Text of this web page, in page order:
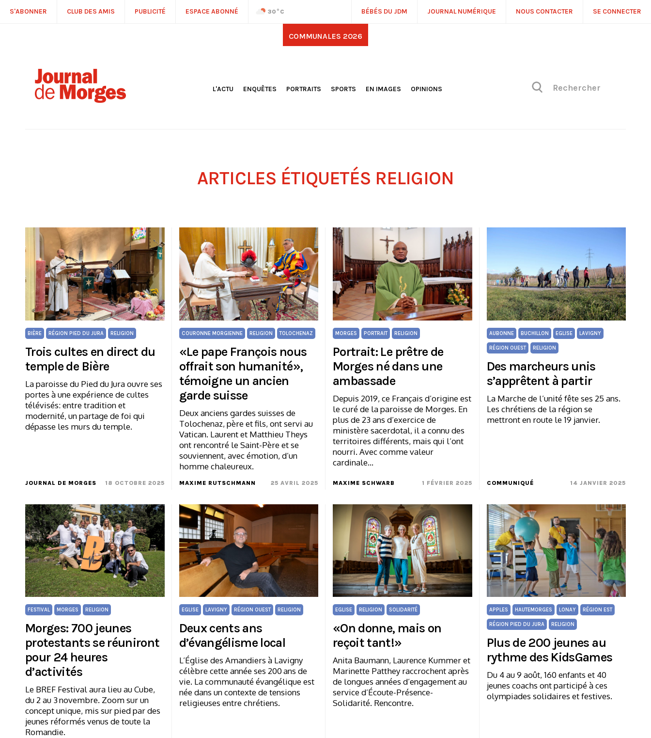
S'ABONNER CLUB DES AMIS PUBLICITÉ ESPACE ABONNÉ 30 °C BÉBÉS DU JDM JOURNAL NUMÉRIQUE NOUS CONTACTER SE CONNECTER
COMMUNALES 2026
L'ACTU
ENQUÊTES PORTRAITS
SPORTS
EN IMAGES
OPINIONS
ARTICLES ÉTIQUETÉS RELIGION
BIÈRE RÉGION PIED DU JURA RELIGION
Trois cultes en direct du
temple de Bière
La paroisse du Pied du Jura ouvre ses
portes à une expérience de cultes
télévisés: entre tradition et
modernité, un partage de foi qui
dépasse les murs du temple.
JOURNAL DE MORGES 18 OCTOBRE 2025
COURONNE MORGIENNE RELIGION TOLOCHENAZ
«Le pape François nous
offrait son humanité»,
témoigne un ancien
garde suisse
Deux anciens gardes suisses de
Tolochenaz, père et fils, ont servi au
Vatican. Laurent et Matthieu Theys
ont rencontré le Saint-Père et se
souviennent, avec émotion, d’un
homme chaleureux.
MAXIME RUTSCHMANN 25 AVRIL 2025
MORGES PORTRAIT RELIGION
Portrait: Le prêtre de
Morges né dans une
ambassade
Depuis 2019, ce Français d’origine est
le curé de la paroisse de Morges. En
plus de 23 ans d’exercice de
ministère sacerdotal, il a connu des
territoires différents, mais qui l’ont
nourri. Avec comme valeur
cardinale…
MAXIME SCHWARB 1 FÉVRIER 2025
AUBONNE BUCHILLON EGLISE LAVIGNY
RÉGION OUEST RELIGION
Des marcheurs unis
s’apprêtent à partir
La Marche de l’unité fête ses 25 ans.
Les chrétiens de la région se
mettront en route le 19 janvier.
COMMUNIQUÉ 14 JANVIER 2025
FESTIVAL MORGES RELIGION
Morges: 700 jeunes
protestants se réuniront
pour 24 heures
d’activités
Le BREF Festival aura lieu au Cube,
du 2 au 3 novembre. Zoom sur un
concept unique, mis sur pied par des
jeunes réformés venus de toute la
Romandie.
EGLISE LAVIGNY RÉGION OUEST RELIGION
Deux cents ans
d’évangélisme local
L’Église des Amandiers à Lavigny
célèbre cette année ses 200 ans de
vie. La communauté évangélique est
née dans un contexte de tensions
religieuses entre chrétiens.
EGLISE RELIGION SOLIDARITÉ
«On donne, mais on
reçoit tant!»
Anita Baumann, Laurence Kummer et
Marinette Patthey raccrochent après
de longues années d’engagement au
service d’Écoute-Présence-
Solidarité. Rencontre.
APPLES HAUTEMORGES LONAY RÉGION EST
RÉGION PIED DU JURA RELIGION
Plus de 200 jeunes au
rythme des KidsGames
Du 4 au 9 août, 160 enfants et 40
jeunes coachs ont participé à ces
olympiades solidaires et festives.